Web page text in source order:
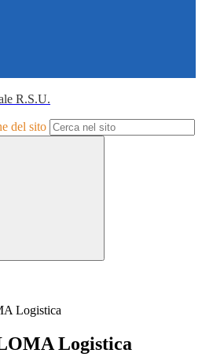
R.S.U.
del sito
Logistica
Logistica